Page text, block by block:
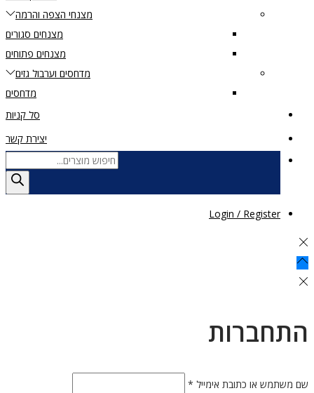
מצנחי הצפה והרמה
מצנחים סגורים
מצנחים פתוחים
מדחסים וערבול גזים
מדחסים
סל קניות
יצירת קשר
Products
Login / Register
התחברות
שם משתמש או כתובת אימייל *חובה